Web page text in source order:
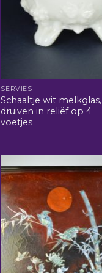
SERVIES
Schaaltje wit melkglas,
druiven in reliëf op 4
voetjes